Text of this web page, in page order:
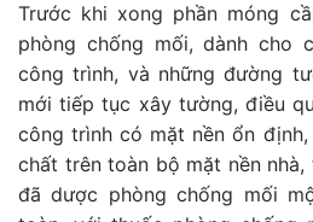
Trước khi xong phần móng
phòng chống mối, dành cho
công trình, và những đường
mới tiếp tục xây tường, điều
công trình có mặt nền ổn
chất trên toàn bộ mặt nền
đã dược phòng chống mối